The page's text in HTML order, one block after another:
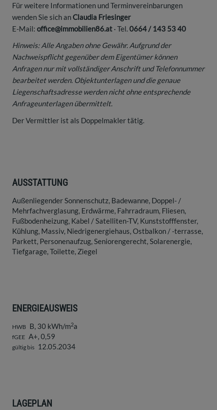
Für weitere Informationen und Terminvereinbarungen
wenden Sie sich anClaudia Friesinger
E-Mail: office@immobilien86.at · Tel.0664 / 143 53 40
Hinweis: Alle Angaben ohne Gewähr. Aufgrund der
Nachweispflicht gegenüber dem Eigentümer können
Anfragen nur mit vollständiger Anschrift und Telefonnummer
bearbeitet werden. Objektunterlagen und die genaue
Liegenschaftsadresse werden nicht ohne entsprechende
Anfrageunterlagen übermittelt.
Der Vermittler ist als Doppelmakler tätig.
AUSSTATTUNG
Außenliegender Sonnenschutz Badewanne Doppel- /
Mehrfachverglasung Erdwärme Fahrradraum Fliesen
Fußbodenheizung Kabel / Satelliten-TV Kunststofffenster
Kühlung Massiv Niedrigenergiehaus Ostbalkon / -terrasse
Parkett Personenaufzug Seniorengerecht Solarenergie
Tiefgarage Toilette Ziegel
ENERGIEAUSWEIS
HWB B, 30 kWh/m2a
fGEE A+, 0,59
gültig bis 12.05.2034
LAGEPLAN